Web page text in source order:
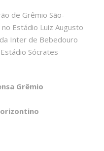
de Grêmio São-
Estádio Luiz Augusto
Inter de Bebedouro
Sócrates
Grêmio